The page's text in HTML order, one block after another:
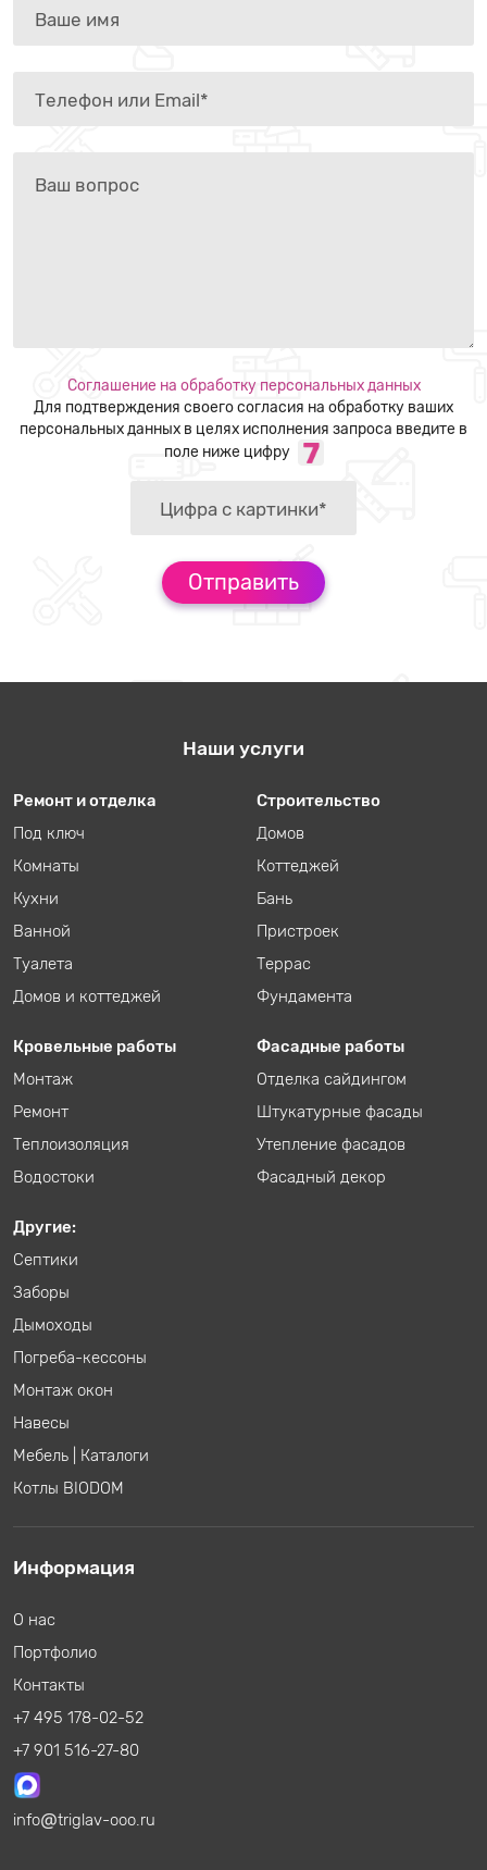
Соглашение на обработку персональных данных
Для подтверждения своего согласия на обработку ваших
персональных данных в целях исполнения запроса введите в
поле ниже цифру
Наши услуги
Ремонт и отделка
Под ключ
Комнаты
Кухни
Ванной
Туалета
Домов и коттеджей
Строительство
Домов
Коттеджей
Бань
Пристроек
Террас
Фундамента
Кровельные работы
Монтаж
Ремонт
Теплоизоляция
Водостоки
Фасадные работы
Отделка сайдингом
Штукатурные фасады
Утепление фасадов
Фасадный декор
Другие:
Септики
Заборы
Дымоходы
Погреба-кессоны
Монтаж окон
Навесы
Мебель
Каталоги
Котлы BIODOM
Информация
О нас
Портфолио
Контакты
+7 495 178-02-52
+7 901 516-27-80
info triglav-ooo.ru